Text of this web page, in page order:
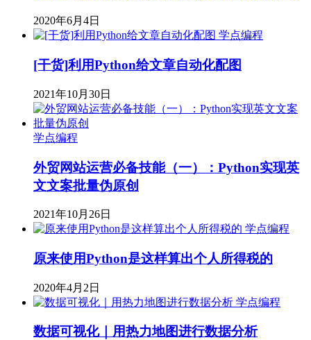
2020年6月4日
学点编程
[干货]利用Python给文章自动化配图
2021年10月30日
学点编程
外贸网站运营必备技能（一）：Python实现英
文文案批量伪原创
2021年10月26日
学点编程
原来使用Python是这样算出个人所得税的
2020年4月2日
学点编程
数据可视化｜用热力地图进行数据分析